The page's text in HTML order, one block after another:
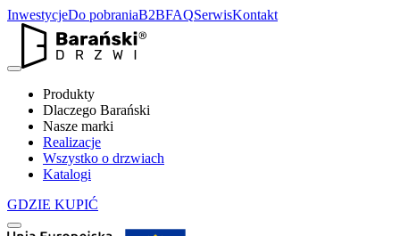
InwestycjeDo pobraniaB2BFAQSerwisKontakt
Produkty
Dlaczego Barański
Nasze marki
Realizacje
Wszystko o drzwiach
Katalogi
GDZIE KUPIĆ